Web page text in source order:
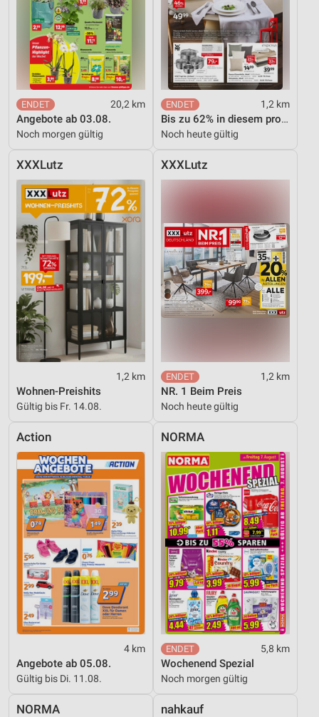
20,2 km
Angebote ab 03.08.
Noch morgen gültig
1,2 km
Bis zu 62% in diesem prospekt
Noch heute gültig
XXXLutz
1,2 km
Wohnen-Preishits
Gültig bis Fr. 14.08.
XXXLutz
1,2 km
NR. 1 Beim Preis
Noch heute gültig
Action
4 km
Angebote ab 05.08.
Gültig bis Di. 11.08.
NORMA
5,8 km
Wochenend Spezial
Noch morgen gültig
NORMA nahkauf
Funktional
Werbung